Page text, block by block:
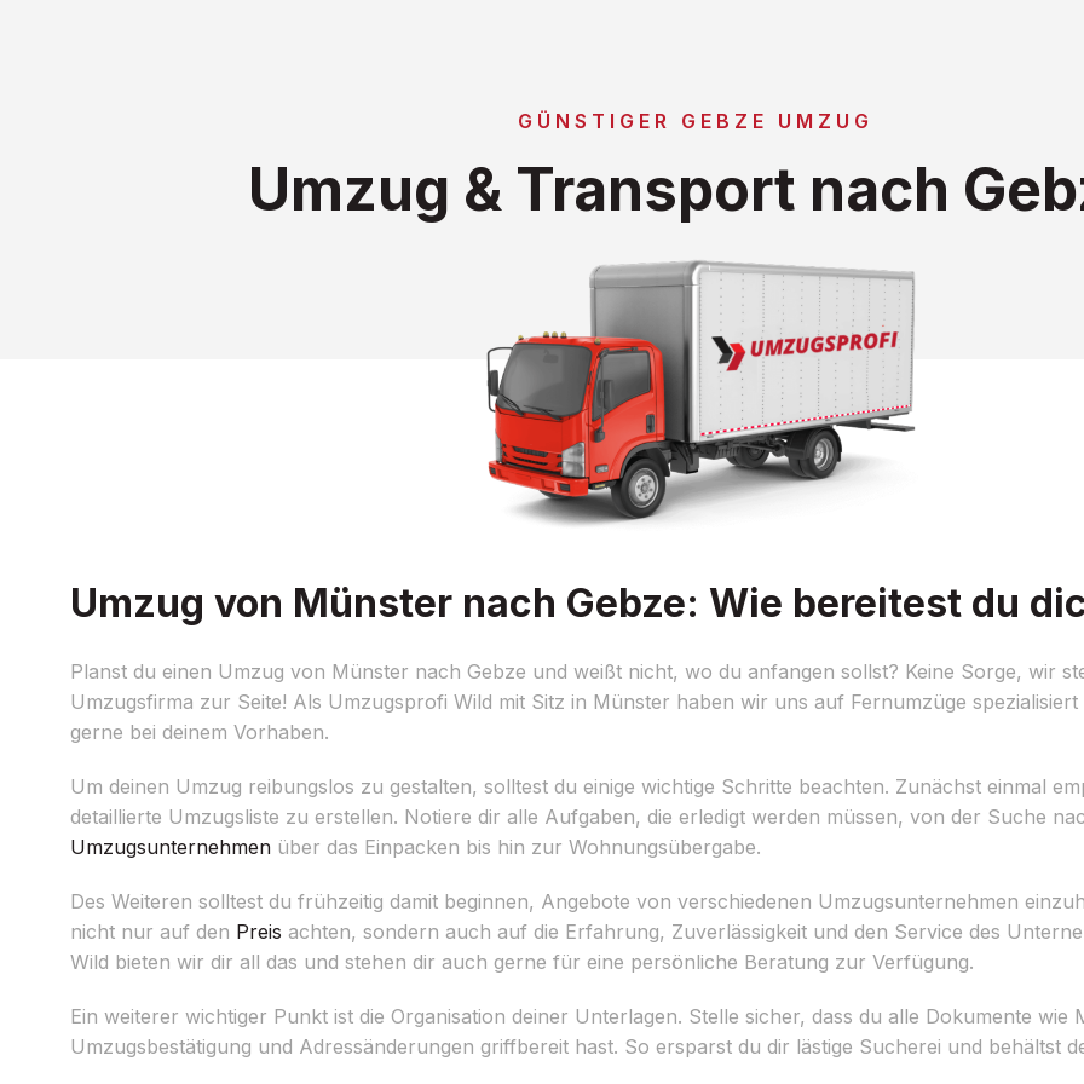
GÜNSTIGER GEBZE UMZUG
Umzug & Transport nach
Umzug von Münster nach Gebze: Wie bereitest du
Planst du einen Umzug von Münster nach Gebze und weißt nicht, wo du anfangen sollst? Keine Sorge, wir
Umzugsfirma zur Seite! Als Umzugsprofi Wild mit Sitz in Münster haben wir uns auf Fernumzüge
gerne bei deinem Vorhaben.
Um deinen Umzug reibungslos zu gestalten, solltest du einige wichtige Schritte beachten. Zunächst einmal
detaillierte Umzugsliste zu erstellen. Notiere dir alle Aufgaben, die erledigt werden müssen, von der Suche
Umzugsunternehmen über das Einpacken bis hin zur Wohnungsübergabe.
Des Weiteren solltest du frühzeitig damit beginnen, Angebote von verschiedenen Umzugsunternehmen
nicht nur auf den Preis achten, sondern auch auf die Erfahrung, Zuverlässigkeit und den Service des
Wild bieten wir dir all das und stehen dir auch gerne für eine persönliche Beratung zur Verfügung.
Ein weiterer wichtiger Punkt ist die Organisation deiner Unterlagen. Stelle sicher, dass du alle Dokumente wie
Umzugsbestätigung und Adressänderungen griffbereit hast. So ersparst du dir lästige Sucherei und behältst